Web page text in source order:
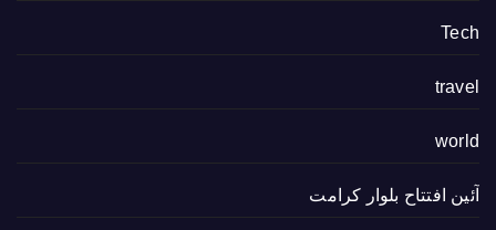
Tech
travel
world
آئین افتتاح بلوار کرامت